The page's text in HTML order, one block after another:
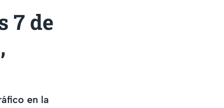
7 de
en la